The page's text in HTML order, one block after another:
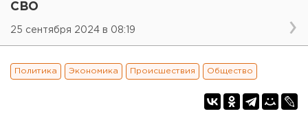
СВО
25 сентября 2024 в 08:19
Политика Экономика Происшествия Общество